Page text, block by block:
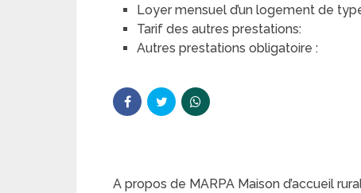
Loyer mensuel d’un logement de
Tarif des autres prestations:
Autres prestations obligatoire :
A propos de MARPA Maison d’accueil